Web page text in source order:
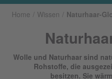
Home Wissen Naturhaar-
Wolle und Naturhaar sind
Rohstoffe, die
besitzen. Sie